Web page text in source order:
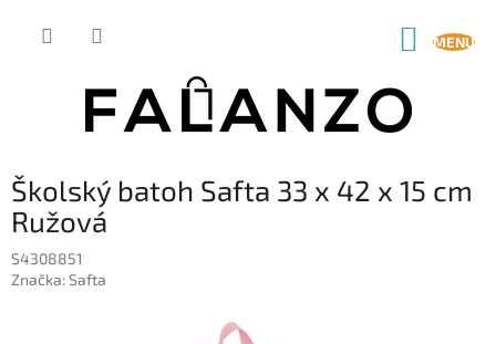
Školský batoh Safta 33 x 42 x 15 cm
Ružová
S4308851
Značka:Safta